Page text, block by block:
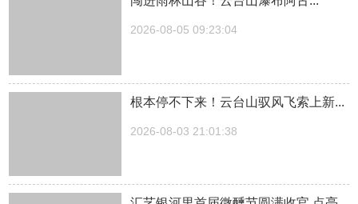
2026-08-05 09:23:04
根本停不下来！云台山驭风飞索上新...
2026-08-03 21:01:38